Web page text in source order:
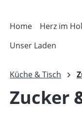
Home Herz im
Unser Laden
Küche & Tisch
Zucker